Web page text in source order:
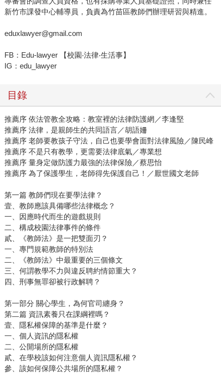
新竹市課發中心輔導員，負責為竹苗區教師們辦理研習與精進。
eduxlawyer@gmail.com
FB：Edu-lawyer 【校園‧法律‧生活事】
IG：edu_lawyer
目錄
推薦序 依法管教全攻略：教室裡的法律防護網／李逢堅
推薦序 法律，是親師生的共同語言／胡語姍
推薦序 老師要教孩子守法，自己也要學會面對法律風險／陳民峰
推薦序 不是只有教學，更需要法律底氣／專業想
推薦序 量身定做防護力最強的法律保險／蔡思怡
推薦序 為了保護學生，老師得先保護自己！／厭世國文老師
第一篇 教師們現在要學法律？
壹、教師應該具備哪些法律概念？
一、因應時代而生的遊戲規則
二、構成校園法律事件的條件
貳、《教師法》是一把雙面刃？
一、專門規範教師的特別法
二、《教師法》中最重要的三個條文
三、何謂教學不力與違反聘約情節重大？
四、刑事無罪卻被行政解聘？
第一部分 關心學生，為何官司纏身？
第二篇 資訊素養只在課綱裡嗎？
壹、隱私權保障的基準是什麼？
一、個人資訊的隱私權
二、公開場所的隱私權
貳、在學校該如何注意個人資訊隱私權？
參、該如何保障公共場所的隱私權？